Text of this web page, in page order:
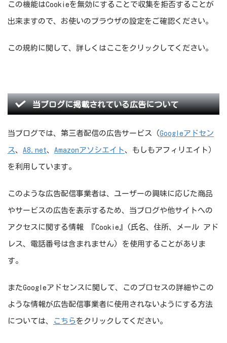
この機能はCookieを無効にすることで収集を拒否することが
出来ますので、お使いのブラウザの設定をご確認ください。
この規約に関して、詳しくはここをクリックしてください。
当ブログに掲載されている広告について
当ブログでは、第三者配信の広告サービス（Googleアドセン
ス、 A8.net、 Amazonアソシエイト、もしもアフィリエイト）
を利用しています。
このような広告配信事業者は、ユーザーの興味に応じた商品
やサービスの広告を表示するため、当ブログや他サイトへの
アクセスに関する情報 『Cookie』(氏名、住所、メール アド
レス、電話番号は含まれません) を使用することがありま
す。
またGoogleアドセンスに関して、このプロセスの詳細やこの
ような情報が広告配信事業者に使用されないようにする方法
については、 こちら をクリックしてください。